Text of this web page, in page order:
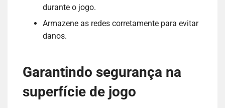
durante o jogo.
Armazene as redes corretamente para evitar
danos.
Garantindo segurança na
superfície de jogo